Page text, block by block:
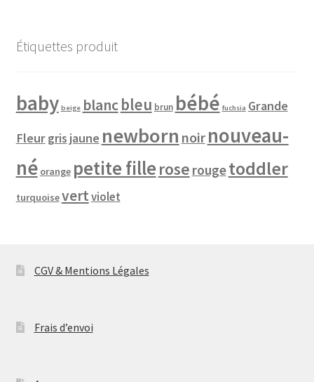
Étiquettes produit
baby beige blancbleu brun bébé fuchsia Grande
Fleurgris jaune newborn noir nouveau-
né orange petite fille rose rougetoddler
turquoisevertviolet
CGV & Mentions Légales
Frais d’envoi